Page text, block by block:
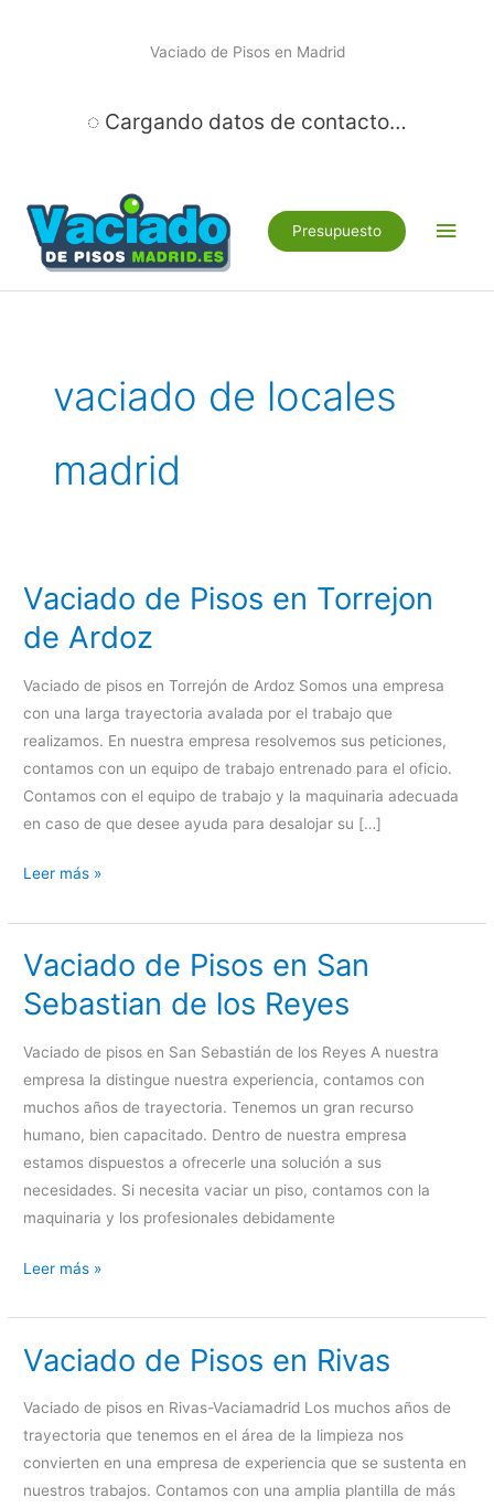
Vaciado de Pisos en Madrid
◌ Cargando datos de contacto…
Presupuesto
vaciado de locales
madrid
Vaciado de Pisos en Torrejon
de Ardoz
Vaciado de pisos en Torrejón de Ardoz Somos una empresa
con una larga trayectoria avalada por el trabajo que
realizamos. En nuestra empresa resolvemos sus peticiones,
contamos con un equipo de trabajo entrenado para el oficio.
Contamos con el equipo de trabajo y la maquinaria adecuada
en caso de que desee ayuda para desalojar su […]
Vaciado
Pisos
en
Torrejon
de
Leer más »
Vaciado de Pisos en San
Sebastian de los Reyes
Vaciado de pisos en San Sebastián de los Reyes A nuestra
empresa la distingue nuestra experiencia, contamos con
muchos años de trayectoria. Tenemos un gran recurso
humano, bien capacitado. Dentro de nuestra empresa
estamos dispuestos a ofrecerle una solución a sus
necesidades. Si necesita vaciar un piso, contamos con la
maquinaria y los profesionales debidamente
Vaciado
Pisos
en
San
Sebastian
de
los
Reyes
Leer más »
Vaciado de Pisos en Rivas
Vaciado de pisos en Rivas-Vaciamadrid Los muchos años de
trayectoria que tenemos en el área de la limpieza nos
convierten en una empresa de experiencia que se sustenta en
nuestros trabajos. Contamos con una amplia plantilla de más